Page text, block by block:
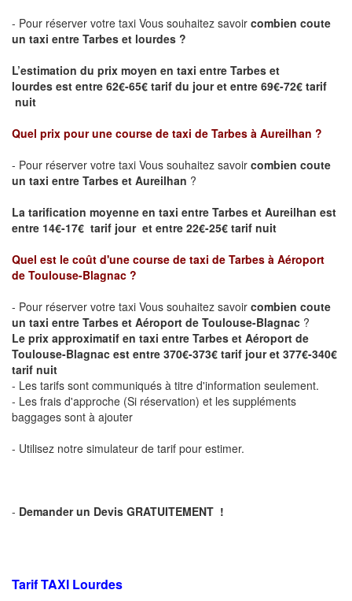
- Pour réserver votre taxi Vous souhaitez savoir combien coute
un taxi entre Tarbes et lourdes ?
L’estimation du prix moyen en taxi entre Tarbes et
lourdes est entre 62€-65€ tarif du jour et entre 69€-72€ tarif
nuit
Quel prix pour une course de taxi de Tarbes à Aureilhan ?
- Pour réserver votre taxi Vous souhaitez savoir combien coute
un taxi entre Tarbes et Aureilhan ?
La tarification moyenne en taxi entre Tarbes et Aureilhan est
entre 14€-17€ tarif jour et entre 22€-25€ tarif nuit
Quel est le coût d'une course de taxi de Tarbes à Aéroport
de Toulouse-Blagnac ?
- Pour réserver votre taxi Vous souhaitez savoir combien coute
un taxi entre Tarbes et Aéroport de Toulouse-Blagnac ?
Le prix approximatif en taxi entre Tarbes et Aéroport de
Toulouse-Blagnac est entre 370€-373€ tarif jour et 377€-340€
tarif nuit
- Les tarifs sont communiqués à titre d'information seulement.
- Les frais d'approche (Si réservation) et les suppléments
baggages sont à ajouter
- Utilisez notre simulateur de tarif pour estimer.
- Demander un Devis GRATUITEMENT !
Tarif TAXI Lourdes